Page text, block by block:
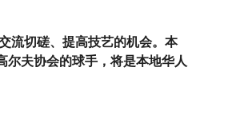
流切磋、提高技艺的机会。本
夫协会的球手，将是本地华人